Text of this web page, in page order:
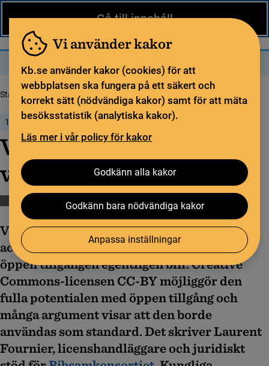
Gå till innehåll
Vi använder kakor
Kb.se använder kakor (cookies) för att
webbplatsen ska fungera på ett säkert och
korrekt sätt (nödvändiga kakor) samt för att mäta
besöksstatistik (analytiska kakor).
Läs mer i vår policy för kakor
Godkänn alla kakor
Godkänn bara nödvändiga kakor
Anpassa inställningar
Startsida Nytt från KB Vilken CC-licens för vilken open access?
16 september 2016
Vilken CC-licens för
vilken open access?
Öppen vetenskap
Vilken typ av licens som används för open
access-publikationer styr i praktiken hur
öppen tillgången egentligen blir. Creative
Commons-licensen CC-BY möjliggör den
fulla potentialen med öppen tillgång och
många argument visar att den borde
användas som standard. Det skriver Laurent
Fournier, licenshandläggare och juridiskt